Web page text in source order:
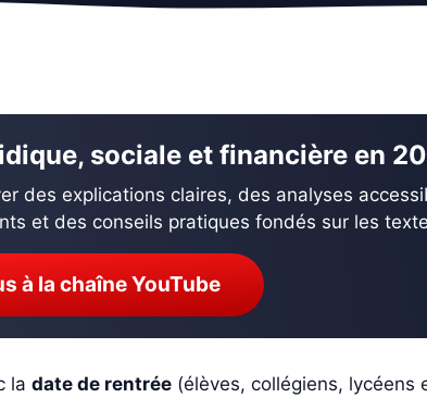
sociale et financière en
des explications claires, des analyses
et des conseils pratiques fondés sur les
à la chaîne YouTube
la date de rentrée (élèves, collégiens, lycéens